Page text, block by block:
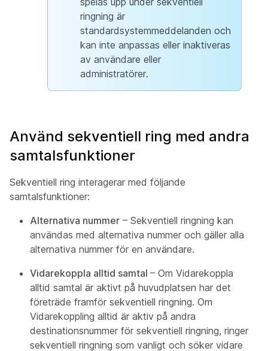
ringning är
standardsystemmeddelanden och
kan inte anpassas eller inaktiveras
av användare eller
administratörer.
Använd sekventiell ring med andra
samtalsfunktioner
Sekventiell ring interagerar med följande
samtalsfunktioner:
Alternativa nummer – Sekventiell ringning kan
användas med alternativa nummer och gäller alla
alternativa nummer för en användare.
Vidarekoppla alltid samtal – Om Vidarekoppla
alltid samtal är aktivt på huvudplatsen har det
företräde framför sekventiell ringning. Om
Vidarekoppling alltid är aktiv på andra
destinationsnummer för sekventiell ringning, ringer
sekventiell ringning som vanligt och söker vidare